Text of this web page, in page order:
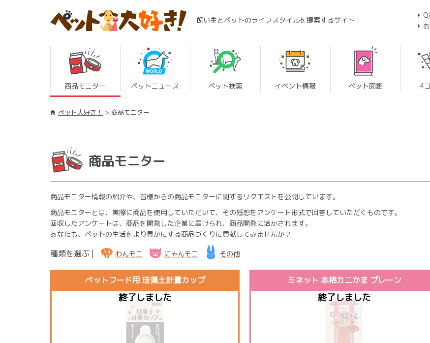
飼い主とペットのライフスタイルを提案するサイト
商品モニター ペットニュース ペット検索 イベント情報 ペット図鑑 4
ペット大好き！ 商品モニター
商品モニター
商品モニター情報の紹介や、皆様からの商品モニターに関するリクエストを公開しています。
商品モニターとは、実際に商品を使用していただいて、その感想をアンケート形式で回答していただくものです。
回収したアンケートは、商品を開発した企業に届けられ、商品開発に活かされます。
あなたも、ペットの生活をより豊かにする商品づくりに貢献してみませんか？
種類を選ぶ | わんモニ にゃんモニ その他
ペットフード用 珪藻土計量カップ ミネット 本格カニかま プレーン